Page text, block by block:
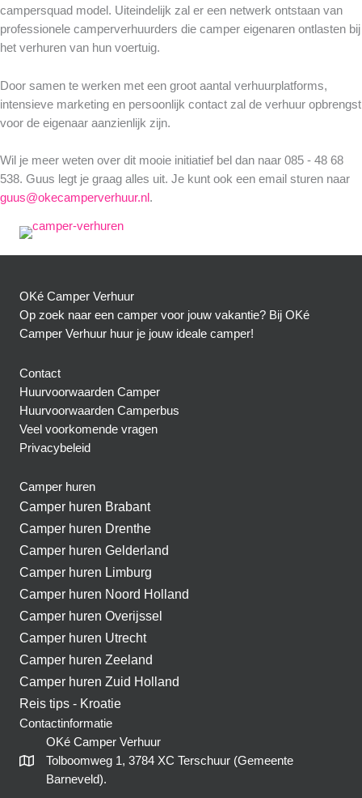
campersquad model. Uiteindelijk zal er een netwerk ontstaan van
professionele camperverhuurders die camper eigenaren ontlasten bij
het verhuren van hun voertuig.
Door samen te werken met een groot aantal verhuurplatforms,
intensieve marketing en persoonlijk contact zal de verhuur opbrengst
voor de eigenaar aanzienlijk zijn.
Wil je meer weten over dit mooie initiatief bel dan naar 085 - 48 68
538. Guus legt je graag alles uit. Je kunt ook een email sturen naar
guus@okecamperverhuur.nl .
OKé Camper Verhuur
Op zoek naar een camper voor jouw vakantie? Bij OKé
Camper Verhuur huur je jouw ideale camper!
Contact
Huurvoorwaarden Camper
Huurvoorwaarden Camperbus
Veel voorkomende vragen
Privacybeleid
Camper huren
Camper huren Brabant
Camper huren Drenthe
Camper huren Gelderland
Camper huren Limburg
Camper huren Noord Holland
Camper huren Overijssel
Camper huren Utrecht
Camper huren Zeeland
Camper huren Zuid Holland
Reis tips - Kroatie
Contactinformatie
OKé Camper Verhuur
Tolboomweg 1, 3784 XC Terschuur (Gemeente
Barneveld).